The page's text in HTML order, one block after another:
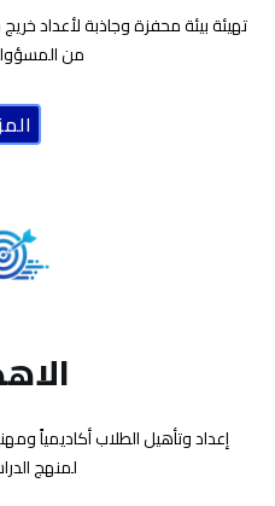
تهيئة بيئة محفزة وجاذبة لأعداد
من
إعداد وتأهيل الطلاب أكاديمياً
لمنهج